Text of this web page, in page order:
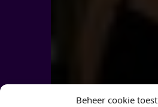
Beheer cookie